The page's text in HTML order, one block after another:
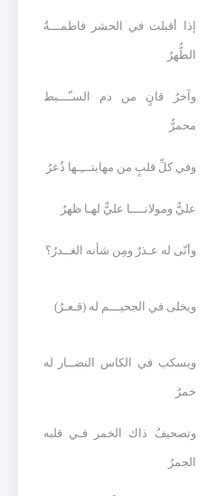
إذا أقبلت في الحشر فاطمـــةُ
الطُّهرُ
وآخرُ قانٍ من دم السـّـــبط
محمرُّ
وفي كلِّ قلبٍ من مهابتـــِـها ذُعرُ
عليٌّ ومولانــــا عليٌّ لهـا ظهرُ
وأنّى له عـذرٌ ومِن شأنه الغــدرُ؟
ويخلى في الجحيـــم له (قـعـرُ)
ويسكب في الكاس النضــار له
خمرُ
وتصحيفُ ذاك الخمر فـي قلبه
الجمرُ